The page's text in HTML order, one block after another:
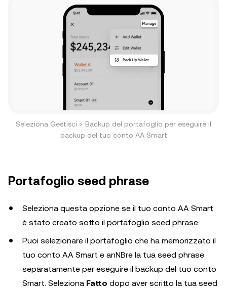
Seleziona Gestisci > Backup del portafoglio per eseguire il
backup del tuo conto AA Smart
Portafoglio seed phrase
Seleziona questa opzione se il tuo conto AA Smart
è stato creato sotto il portafoglio seed phrase.
Puoi selezionare il portafoglio che ha memorizzato il
tuo conto AA Smart e anNBre la tua seed phrase
separatamente per eseguire il backup del tuo conto
Smart. Seleziona Fatto dopo aver scritto la tua seed